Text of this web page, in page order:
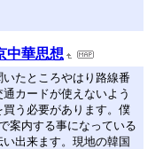
中華思想
たところやはり路線番
カードが使えないよう
う必要があります。僕
案内する事になっている
出来ます。現地の韓国